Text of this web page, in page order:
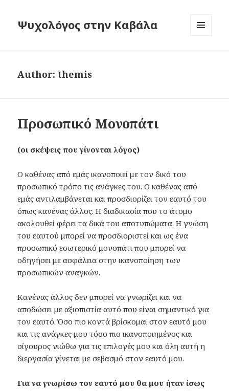
Ψυχολόγος στην Καβάλα
Author:themis
Προσωπικό Μονοπάτι
(οι σκέψεις που γίνονται λόγος)
Ο καθένας από εμάς ικανοποιεί με τον δικό του
προσωπικό τρόπο τις ανάγκες του. Ο καθένας από
εμάς αντιλαμβάνεται και προσδιορίζει τον εαυτό του
όπως κανένας άλλος. Η διαδικασία που το άτομο
ακολουθεί φέρει τα δικά του αποτυπώματα. Η γνώση
του εαυτού μπορεί να προσδιοριστεί και ως ένα
προσωπικό εσωτερικό μονοπάτι που μπορεί να
οδηγήσει με ασφάλεια στην ικανοποίηση των
προσωπικών αναγκών.
Κανένας άλλος δεν μπορεί να γνωρίζει και να
αποδώσει με αξιοπιστία αυτό που είναι σημαντικό για
τον εαυτό. Όσο πιο κοντά βρίσκομαι στον εαυτό μου
και τις ανάγκες μου τόσο πιο ικανοποιημένος και
σίγουρος νιώθω για τις επιλογές μου και όλη αυτή η
διεργασία γίνεται με σεβασμό στον εαυτό μου.
Για να γνωρίσω τον εαυτό μου θα μου ήταν ίσως